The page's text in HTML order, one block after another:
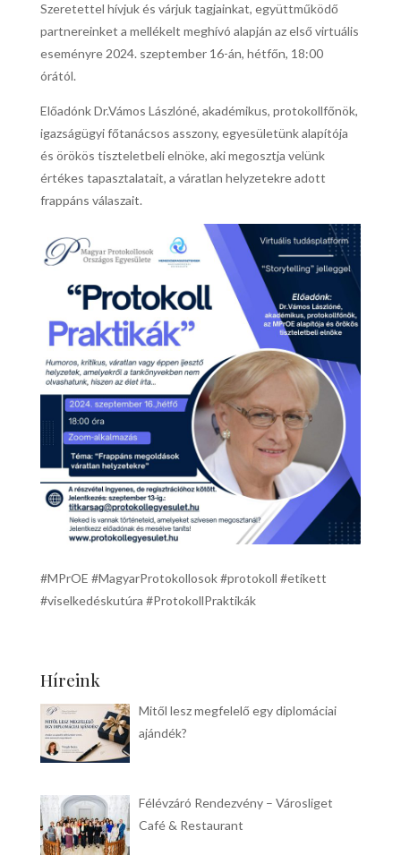
Szeretettel hívjuk és várjuk tagjainkat, együttműködő
partnereinket a mellékelt meghívó alapján az első virtuális
eseményre 2024. szeptember 16-án, hétfőn, 18:00
órától.
Előadónk Dr.Vámos Lászlóné, akadémikus, protokollfőnök,
igazságügyi főtanácsos asszony, egyesületünk alapítója
és örökös tiszteletbeli elnöke, aki megosztja velünk
értékes tapasztalatait, a váratlan helyzetekre adott
frappáns válaszait.
#MPrOE #MagyarProtokollosok#protokoll #etikett
#viselkedéskutúra #ProtokollPraktikák
Híreink
Mitől lesz megfelelő egy diplomáciai
ajándék?
Félévzáró Rendezvény – Városliget
Café & Restaurant